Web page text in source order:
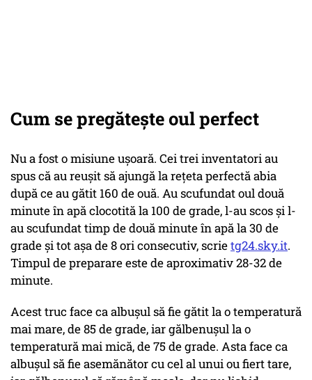
Cum se pregătește oul perfect
Nu a fost o misiune ușoară. Cei trei inventatori au
spus că au reușit să ajungă la rețeta perfectă abia
după ce au gătit 160 de ouă. Au scufundat oul două
minute în apă clocotită la 100 de grade, l-au scos şi l-
au scufundat timp de două minute în apă la 30 de
grade și tot așa de 8 ori consecutiv, scrietg24.sky.it.
Timpul de preparare este de aproximativ 28-32 de
minute.
Acest truc face ca albușul să fie gătit la o temperatură
mai mare, de 85 de grade, iar gălbenuşul la o
temperatură mai mică, de 75 de grade. Asta face ca
albușul să fie asemănător cu cel al unui ou fiert tare,